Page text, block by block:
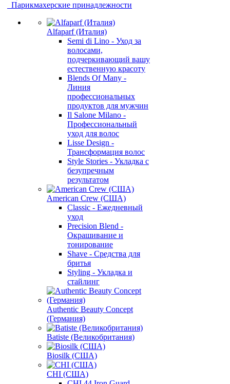
Парикмахерские принадлежности
Alfaparf (Италия)
Semi di Lino - Уход за
волосами,
подчеркивающий вашу
естественную красоту
Blends Of Many -
Линия
профессиональных
продуктов для мужчин
Il Salone Milano -
Профессиональный
уход для волос
Lisse Design -
Трансформация волос
Style Stories - Укладка с
безупречным
результатом
American Crew (США)
Classic - Ежедневный
уход
Precision Blend -
Окрашивание и
тонирование
Shave - Средства для
бритья
Styling - Укладка и
стайлинг
Authentic Beauty Concept
(Германия)
Batiste (Великобритания)
Biosilk (США)
CHI (США)